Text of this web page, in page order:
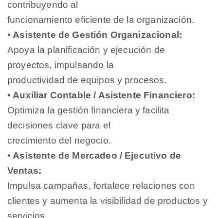
contribuyendo al
funcionamiento eficiente de la organización.
• Asistente de Gestión Organizacional:
Apoya la planificación y ejecución de
proyectos, impulsando la
productividad de equipos y procesos.
• Auxiliar Contable / Asistente Financiero:
Optimiza la gestión financiera y facilita
decisiones clave para el
crecimiento del negocio.
• Asistente de Mercadeo / Ejecutivo de
Ventas:
Impulsa campañas, fortalece relaciones con
clientes y aumenta la visibilidad de productos y